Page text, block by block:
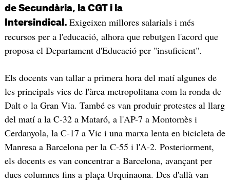
de Secundària, la CGT i la
Intersindical. Exigeixen millores salarials i més
recursos per a l'educació, alhora que rebutgen l'acord que
proposa el Departament d'Educació per "insuficient".
Els docents van tallar a primera hora del matí algunes de
les principals vies de l'àrea metropolitana com la ronda de
Dalt o la Gran Via. També es van produir protestes al llarg
del matí a la C-32 a Mataró, a l'AP-7 a Montornès i
Cerdanyola, la C-17 a Vic i una marxa lenta en bicicleta de
Manresa a Barcelona per la C-55 i l'A-2. Posteriorment,
els docents es van concentrar a Barcelona, avançant per
dues columnes fins a plaça Urquinaona. Des d'allà van